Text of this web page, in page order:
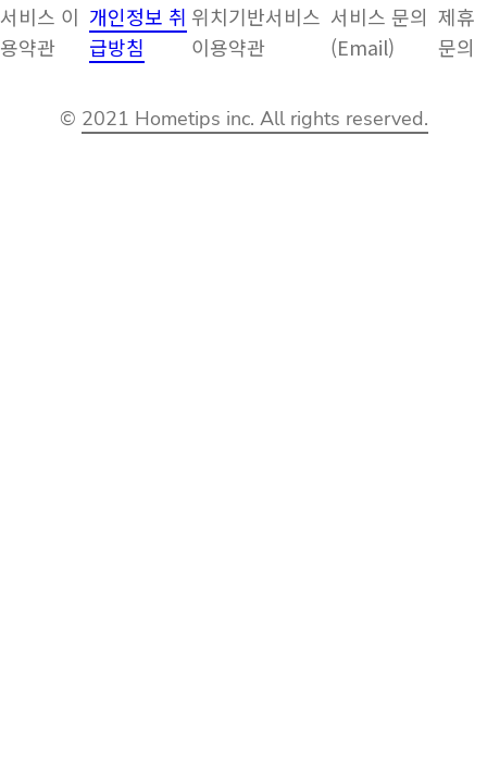
서비스 이
용약관
개인정보 취
급방침
위치기반서비스
이용약관
서비스 문의
(Email)
제휴
문의
© 2021 Hometips inc. All rights reserved.